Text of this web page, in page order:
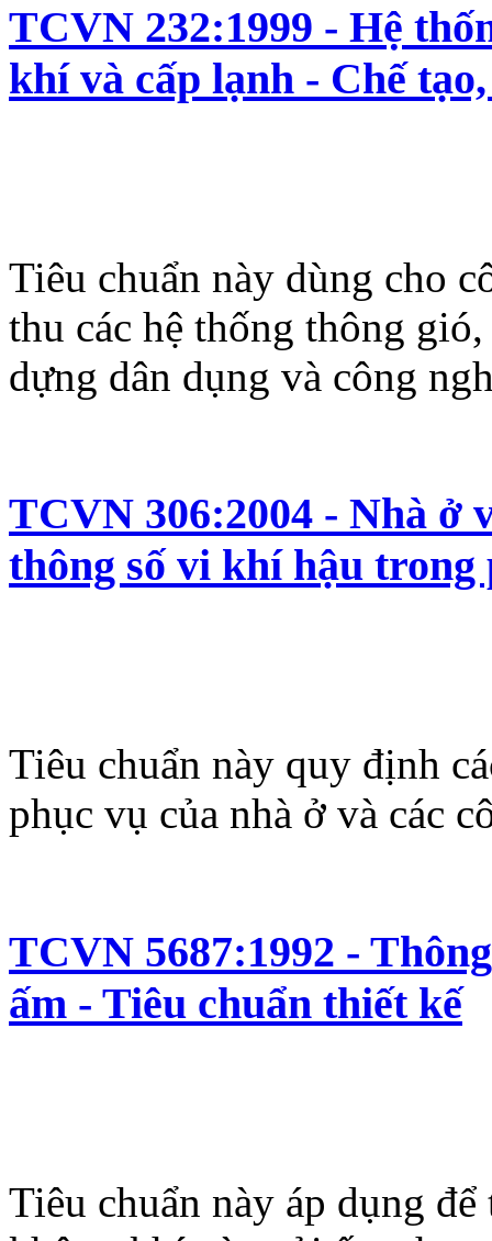
TCVN 232:1999 - Hệ
khí và cấp lạnh - Chế
Tiêu chuẩn này dùng cho
thu các hệ thống thông
dựng dân dụng và công
TCVN 306:2004 - Nhà ở
thông số vi khí hậu trong
Tiêu chuẩn này quy định
phục vụ của nhà ở và các
TCVN 5687:1992 -
ấm - Tiêu chuẩn thiết kế
Tiêu chuẩn này áp dụng